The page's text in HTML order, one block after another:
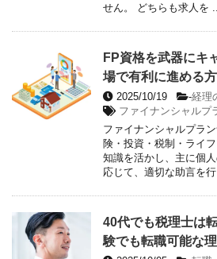
せん。 どちらも求人を ...
FP資格を武器にキ
場で有利に進める
2025/10/19 -経理
ファイナンシャルプ
ファイナンシャルプラ
険・投資・税制・ライ
知識を活かし、主に個
応じて、適切な助言を行
40代でも税理士は
験でも転職可能な